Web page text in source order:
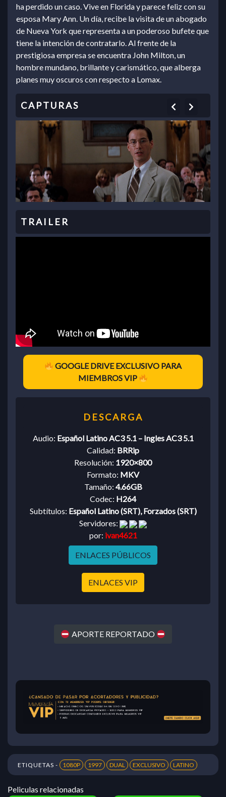
ha perdido un caso. Vive en Florida y parece feliz con su
esposa Mary Ann. Un día, recibe la visita de un abogado
de Nueva York que representa a un poderoso bufete que
tiene la intención de contratarlo. Al frente de la
prestigiosa empresa se encuentra John Milton, un
hombre mundano, brillante y carismático, que alberga
planes muy oscuros con respecto a Lomax.
Previous
GOOGLE DRIVE EXCLUSIVO PARA
MIEMBROS VIP
Audio: Español Latino AC3 5.1 – Ingles AC3 5.1
Calidad: BRRip
Resolución: 1920×800
Formato: MKV
Tamaño: 4.66GB
Codec: H264
Subtítulos: Español Latino (SRT), Forzados (SRT)
Servidores:
por: ivan4621
ENLACES PÚBLICOS
ENLACES VIP
APORTE REPORTADO
ETIQUETAS - 1080P 1997 DUAL EXCLUSIVO LATINO
Peliculas relacionadas